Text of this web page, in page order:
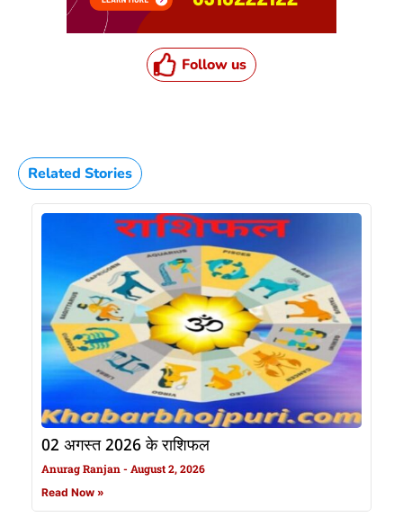
Follow us
Related Stories
02 अगस्त 2026 के राशिफल
Anurag Ranjan August 2, 2026
Read Now »